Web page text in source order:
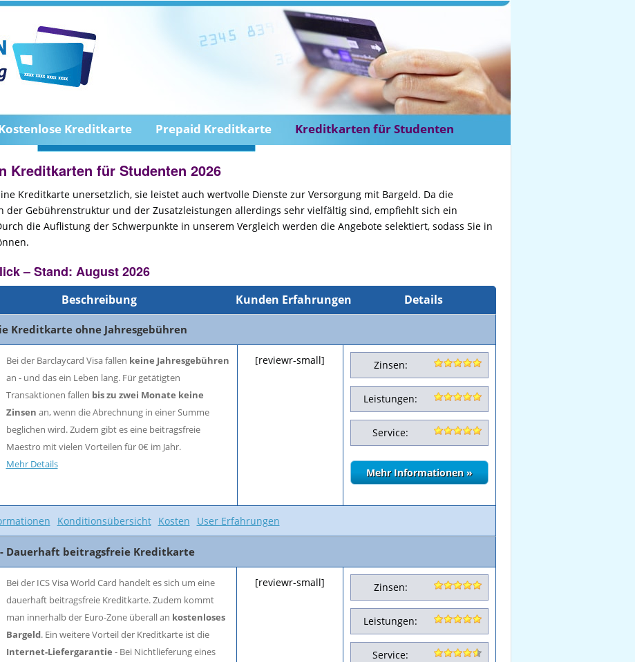
Kreditkarte Prepaid Kreditkarte Kreditkarten für Studenten
Kreditkarten für Studenten 2026
Kreditkarte unersetzlich, sie leistet auch wertvolle Dienste zur Versorgung mit Bargeld. Da die
der Gebührenstruktur und der Zusatzleistungen allerdings sehr vielfältig sind, empfiehlt sich ein
die Auflistung der Schwerpunkte in unserem Vergleich werden die Angebote selektiert, sodass Sie in
– Stand: August 2026
Beschreibung Kunden Erfahrungen Details
Kreditkarte ohne Jahresgebühren
Bei der Barclaycard Visa fallen keine Jahresgebühren
an - und das ein Leben lang. Für getätigten
Transaktionen fallen bis zu zwei Monate keine
Zinsen an, wenn die Abrechnung in einer Summe
beglichen wird. Zudem gibt es eine beitragsfreie
Maestro mit vielen Vorteilen für 0€ im Jahr.
Mehr Details
[reviewr-small] Zinsen:
Leistungen:
Service:
Konditionsübersicht Kosten User Erfahrungen
- Dauerhaft beitragsfreie Kreditkarte
Bei der ICS Visa World Card handelt es sich um eine
dauerhaft beitragsfreie Kreditkarte. Zudem kommt
man innerhalb der Euro-Zone überall an kostenloses
Bargeld. Ein weitere Vorteil der Kreditkarte ist die
Internet-Liefergarantie - Bei Nichtlieferung eines
[reviewr-small] Zinsen:
Leistungen:
Service: